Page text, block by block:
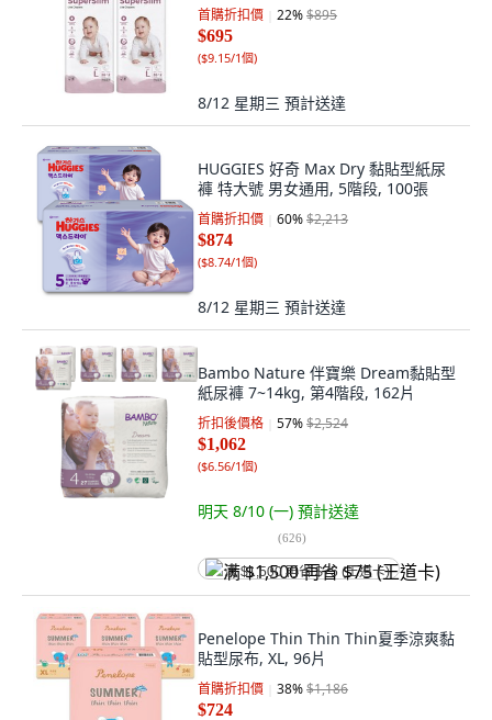
首購折扣價 22%$895
$695
($9.15/1個)
8/12 星期三 預計送達
HUGGIES 好奇 Max Dry 黏貼型紙尿
褲 特大號 男女通用, 5階段, 100張
首購折扣價 60%$2,213
$874
($8.74/1個)
8/12 星期三 預計送達
Bambo Nature 伴寶樂 Dream黏貼型
紙尿褲 7~14kg, 第4階段, 162片
折扣後價格 57%$2,524
$1,062
($6.56/1個)
明天 8/10 (一) 預計送達
(626)
满 $1,500 再省 $75 (王道卡)
Penelope Thin Thin Thin夏季涼爽黏
貼型尿布, XL, 96片
首購折扣價 38%$1,186
$724